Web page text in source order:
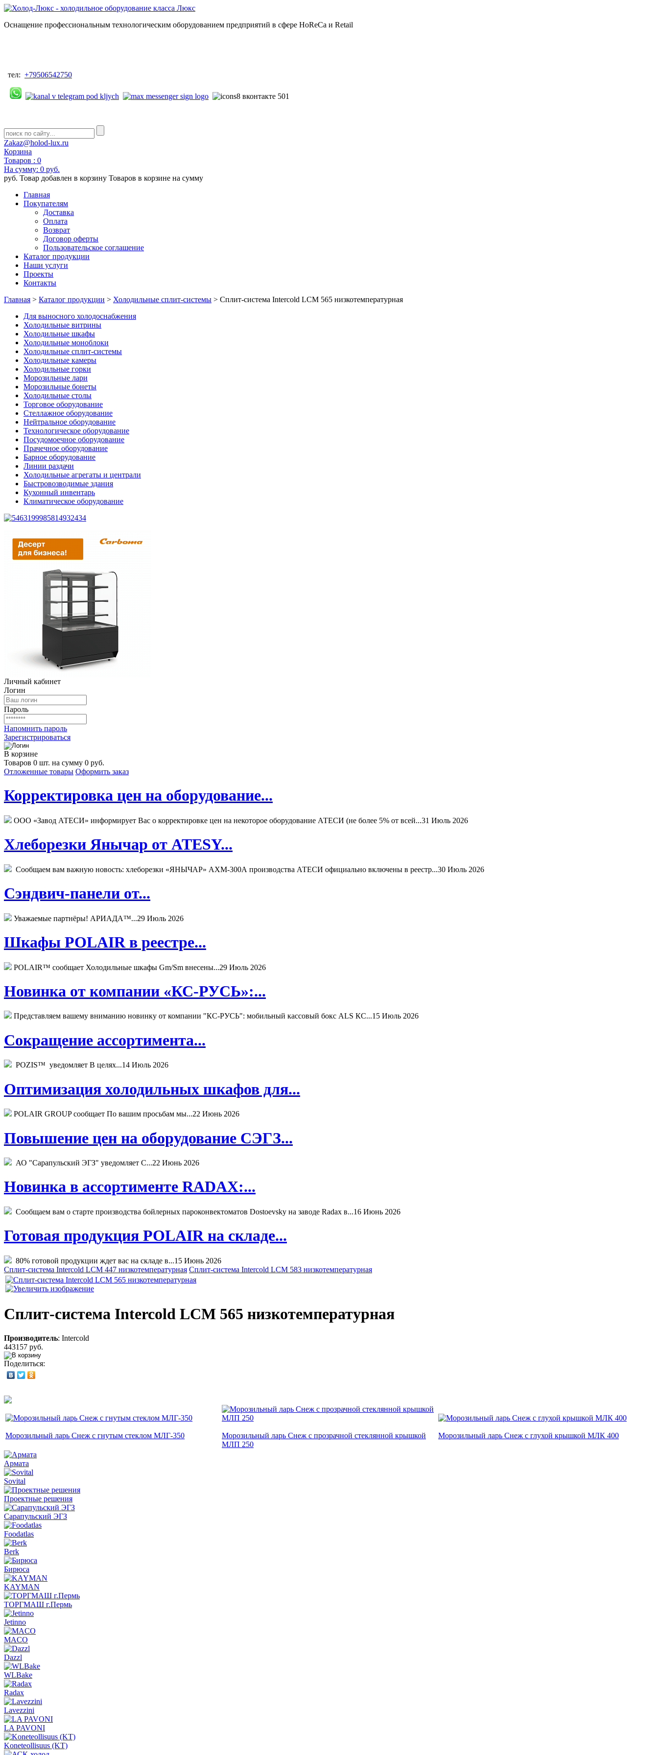
Оснащение профессиональным технологическим оборудованием предприятий в сфере HoReCa и Retail
тел: +79506542750
Zakaz@holod-lux.ru
Корзина
Товаров : 0
На сумму: 0 руб.
руб. Товар добавлен в корзину Товаров в корзине на сумму
Главная
Покупателям
Доставка
Оплата
Возврат
Договор оферты
Пользовательское соглашение
Каталог продукции
Наши услуги
Проекты
Контакты
Главная > Каталог продукции > Холодильные сплит-системы > Сплит-система Intercold LCM 565 низкотемпературная
Для выносного холодоснабжения
Холодильные витрины
Холодильные шкафы
Холодильные моноблоки
Холодильные сплит-системы
Холодильные камеры
Холодильные горки
Морозильные лари
Морозильные бонеты
Холодильные столы
Торговое оборудование
Стеллажное оборудование
Нейтральное оборудование
Технологическое оборудование
Посудомоечное оборудование
Прачечное оборудование
Барное оборудование
Линии раздачи
Холодильные агрегаты и централи
Быстровозводимые здания
Кухонный инвентарь
Климатическое оборудование
Личный кабинет
Логин
Пароль
Напомнить пароль
Зарегистрироваться
В корзине
Товаров 0 шт. на сумму 0 руб.
Отложенные товары Оформить заказ
Корректировка цен на оборудование...
ООО «Завод АТЕСИ» информирует Вас о корректировке цен на некоторое оборудование АТЕСИ (не более 5% от всей...31 Июль 2026
Хлеборезки Янычар от ATESY...
Сообщаем вам важную новость: хлеборезки «ЯНЫЧАР» АХМ-300А производства АТЕСИ официально включены в реестр...30 Июль 2026
Сэндвич-панели от...
Уважаемые партнёры! АРИАДА™...29 Июль 2026
Шкафы POLAIR в реестре...
POLAIR™ сообщает Холодильные шкафы Gm/Sm внесены...29 Июль 2026
Новинка от компании «КС-РУСЬ»:...
Представляем вашему вниманию новинку от компании "КС-РУСЬ": мобильный кассовый бокс ALS КС...15 Июль 2026
Сокращение ассортимента...
POZIS™ уведомляет В целях...14 Июль 2026
Оптимизация холодильных шкафов для...
POLAIR GROUP сообщает По вашим просьбам мы...22 Июнь 2026
Повышение цен на оборудование СЭГЗ...
АО "Сарапульский ЭГЗ" уведомляет С...22 Июнь 2026
Новинка в ассортименте RADAX:...
Сообщаем вам о старте производства бойлерных пароконвектоматов Dostoevsky на заводе Radax в...16 Июнь 2026
Готовая продукция POLAIR на складе...
80% готовой продукции ждет вас на складе в...15 Июнь 2026
Сплит-система Intercold LCM 447 низкотемпературная Сплит-система Intercold LCM 583 низкотемпературная
Сплит-система Intercold LCM 565 низкотемпературная
Производитель: Intercold
443157 руб.
Поделиться:
Морозильный ларь Снеж с гнутым стеклом МЛГ-350
Морозильный ларь Снеж с прозрачной стеклянной крышкой
МЛП 250
Морозильный ларь Снеж с глухой крышкой МЛК 400
Армата
Sovital
Проектные решения
Сарапульский ЭГЗ
Foodatlas
Berk
Бирюса
KAYMAN
ТОРГМАШ г.Пермь
Jetinno
MACO
Dazzl
WLBake
Radax
Lavezzini
LA PAVONI
Koneteollisuus (KT)